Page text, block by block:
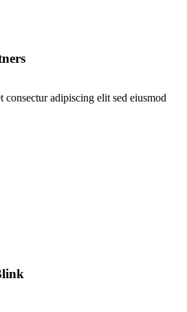
adipiscing elit sed eiusmod